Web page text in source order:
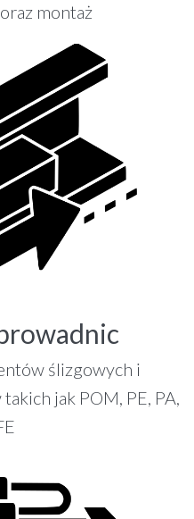
montaż
ślizgowych i
jak POM, PE, PA,